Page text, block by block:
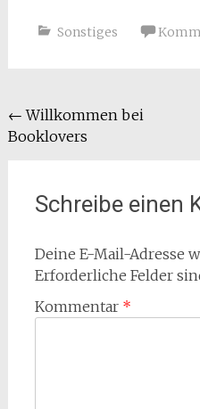
Sonstiges
Beitragsnavigation
← Willkommen bei
Booklovers
Schreibe einen
Deine E-Mail-Adresse
Erforderliche Felder
Kommentar *